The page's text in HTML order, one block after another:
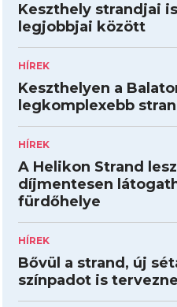
Keszthely strandjai
legjobbjai között
HÍREK
Keszthelyen a
legkomplexebb
HÍREK
A Helikon Strand
díjmentesen
fürdőhelye
HÍREK
Bővül a strand, új
színpadot is